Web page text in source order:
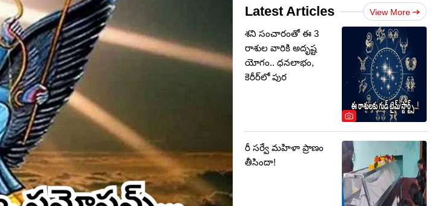
Latest Articles View More
శని సంచారంతో ఈ 3
రాశుల వారికి అదృష్ట
యోగం.. ధనలాభం,
కెరీర్‌లో పుర
రీ సర్వే మహిళా ప్రాణం
తీసిందా!